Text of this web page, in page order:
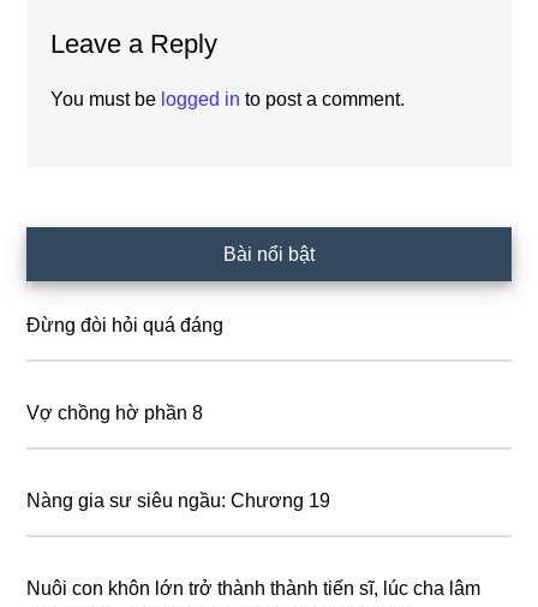
Interactions
Leave a Reply
You must be logged in to post a comment.
Sidebar
Bài nổi bật
Đừng đòi hỏi quá đáng
Vợ chồng hờ phần 8
Nàng gia sư siêu ngầu: Chương 19
Nuôi con khôn lớn trở thành thành tiến sĩ, lúc cha lâm